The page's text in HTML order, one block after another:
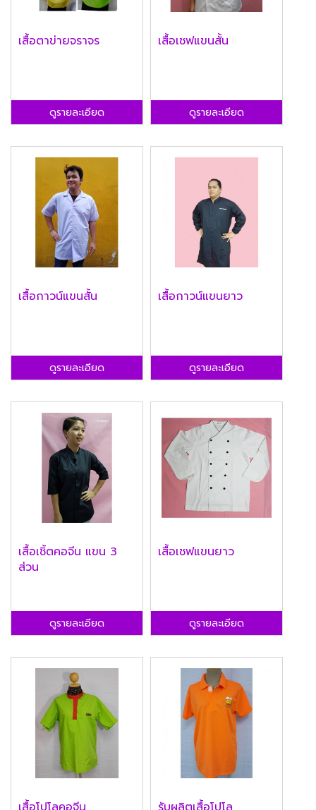
เสื้อตาข่ายจราจร
ดูรายละเอียด
เสื้อเชฟแขนสั้น
ดูรายละเอียด
เสื้อกาวน์แขนสั้น
ดูรายละเอียด
เสื้อกาวน์แขนยาว
ดูรายละเอียด
เสื้อเชิ้ตคอจีน แขน 3
ส่วน
ดูรายละเอียด
เสื้อเชฟแขนยาว
ดูรายละเอียด